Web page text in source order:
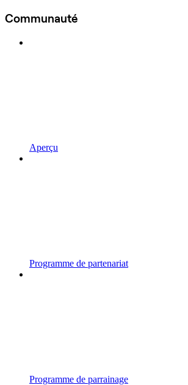
Communauté
Aperçu
Programme de partenariat
Programme de parrainage